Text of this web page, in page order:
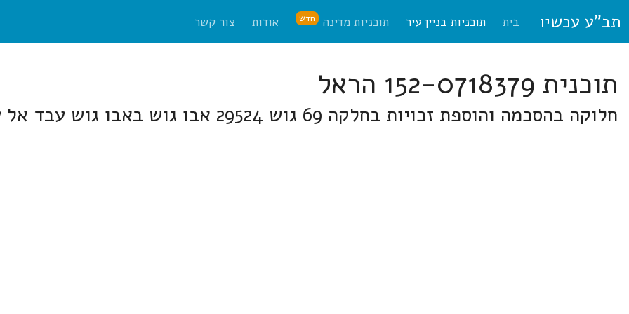
תב"ע עכשיו בית תוכניות בניין עיר תוכניות מדינה חדש אודות צור קשר
תוכנית 152-0718379 הראל
חלוקה בהסכמה והוספת זכויות בחלקה 69 גוש 29524 אבו גוש באבו גוש עבד אל עזיז